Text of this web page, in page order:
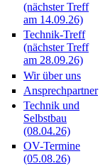
(nächster Treff
am 14.09.26)
Technik-Treff
(nächster Treff
am 28.09.26)
Wir über uns
Ansprechpartner
Technik und
Selbstbau
(08.04.26)
OV-Termine
(05.08.26)